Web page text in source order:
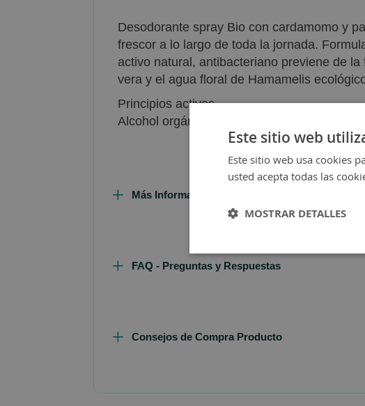
Desodorante spray Bio con cardamomo y
frescor a lo largo de toda la jornada.
activo natural, antibacteriano previene de
vera y el agua floral de Hamamelis
Principios activos
Alcohol orgánico, Agua Floral de
Más Información
FAQ - Preguntas y Respuestas
Consejos de Compra Producto
Este sitio web
Este sitio web usa cookies
usted acepta todas las
MOSTRAR DETALLES